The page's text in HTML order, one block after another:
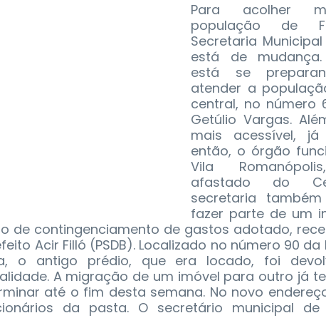
Para acolher
população de
Secretaria
está de mudança.
está se
atender a
central, no número
Getúlio Vargas.
mais acessível,
então, o órgão
Vila
afastado do
secretaria
fazer parte de um
de contingenciamento de gastos adotado,
Acir Filló (PSDB). Localizado no número 90 da
o antigo prédio, que era locado, foi
A migração de um imóvel para outro já
até o fim desta semana. No novo
da pasta. O secretário municipal de